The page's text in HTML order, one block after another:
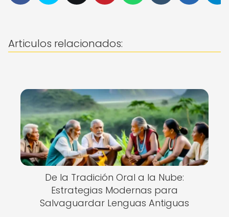
Articulos relacionados:
De la Tradición Oral a la Nube:
Estrategias Modernas para
Salvaguardar Lenguas Antiguas